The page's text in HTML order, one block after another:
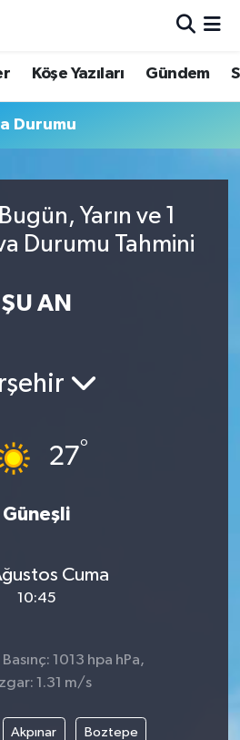
Köşe Yazıları Gündem
Durumu
Yarın ve 1
Durumu Tahmini
ŞU AN
27°
Güneşli
Cuma
10:45
1013 hpa hPa,
1.31 m/s
Akpınar Boztepe
ve Fikstür